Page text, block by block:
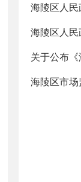
海陵区人
海陵区人
关于公布
海陵区市